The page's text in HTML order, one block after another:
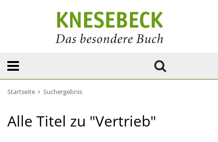
Startseite Suchergebnis
Alle Titel zu "Vertrieb"